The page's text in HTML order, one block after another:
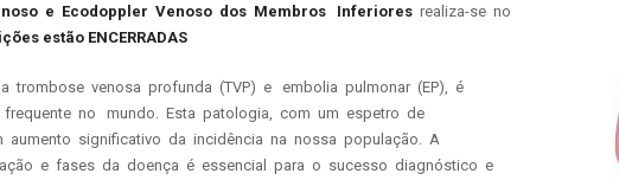
e Ecodoppler Venoso dos Membros Inferiores realiza-se no
estão ENCERRADAS
trombose venosa profunda (TVP) e embolia pulmonar (EP), é
no mundo. Esta patologia, com um espetro de
significativo da incidência na nossa população. A
e fases da doença é essencial para o sucesso diagnóstico e